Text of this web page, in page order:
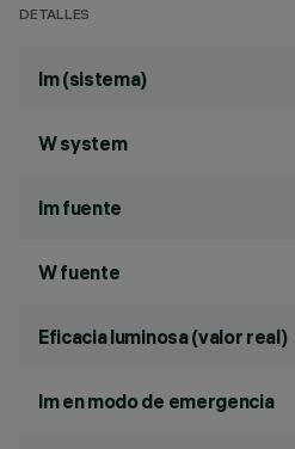
DETALLES
lm (sistema)
W system
lm fuente
W fuente
Eficacia luminosa (valor real)
lm en modo de emergencia